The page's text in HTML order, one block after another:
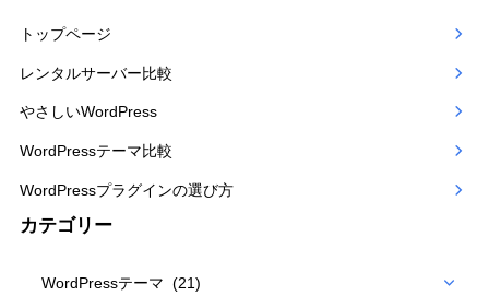
トップページ
レンタルサーバー比較
やさしいWordPress
WordPressテーマ比較
WordPressプラグインの選び方
カテゴリー